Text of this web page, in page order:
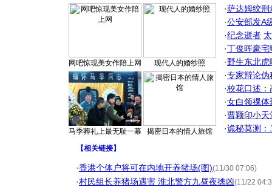
网吧惊现美女作陪上网 现代人的婚纱照
马季葬礼上最无耻一幕 揭密日本的情人旅馆
·萨达姆绞刑
·公安部发A
·纪念逝者
·丁俊晖豪
·野生东北
·专家辩论伪
·校花口述：
·女白领祼体
·曹颖印小天
·诡秘莫测：
【相关链接】
·香港个体户将可在内地开养猪场(图)(11/30 07:06)
·村民组长养猪场遇害 淮北警方九昼夜擒凶(11/22